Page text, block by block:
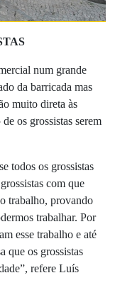
num grande
da barricada mas
muito direta às
os grossistas serem
todos os grossistas
com que
trabalho, provando
trabalhar. Por
esse trabalho e até
que os grossistas
refere Luís